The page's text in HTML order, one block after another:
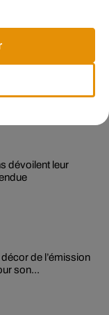
Minogue
dévoilent leur
de l’émission
son...